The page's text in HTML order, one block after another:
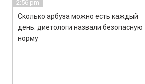
2:56 pm
Сколько арбуза можно есть каждый
день: диетологи назвали безопасную
норму